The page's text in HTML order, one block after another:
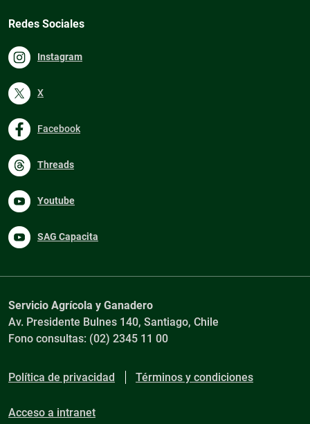
Redes Sociales
Instagram
X
Facebook
Threads
Youtube
SAG Capacita
Servicio Agrícola y Ganadero
Av. Presidente Bulnes 140, Santiago, Chile
Fono consultas: (02) 2345 11 00
Política de privacidad Términos y condiciones
Acceso a intranet